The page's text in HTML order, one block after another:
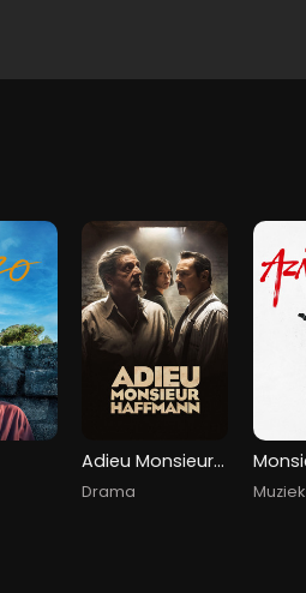
Adieu Monsieur Haffmann
Drama Muziek